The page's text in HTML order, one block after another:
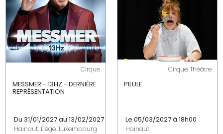
Cirque
MESSMER - 13HZ - DERNIÈRE
REPRÉSENTATION
Du 31/01/2027 au 13/02/2027
Hainaut, Liège, Luxembourg
Cirque, Théâtre
PILULE
Le 05/03/2027 à 18h00
Hainaut